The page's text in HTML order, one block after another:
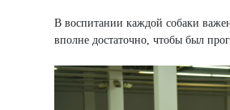
В воспитании каждой собаки
вполне достаточно, чтобы был